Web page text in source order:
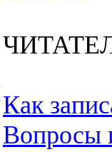
Как
Вопросы